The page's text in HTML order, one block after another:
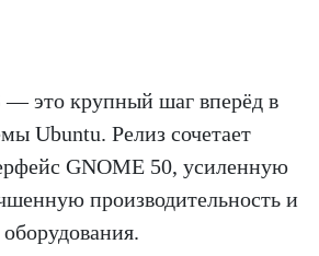
— это крупный шаг вперёд в
Ubuntu. Релиз сочетает
GNOME 50, усиленную
производительность и